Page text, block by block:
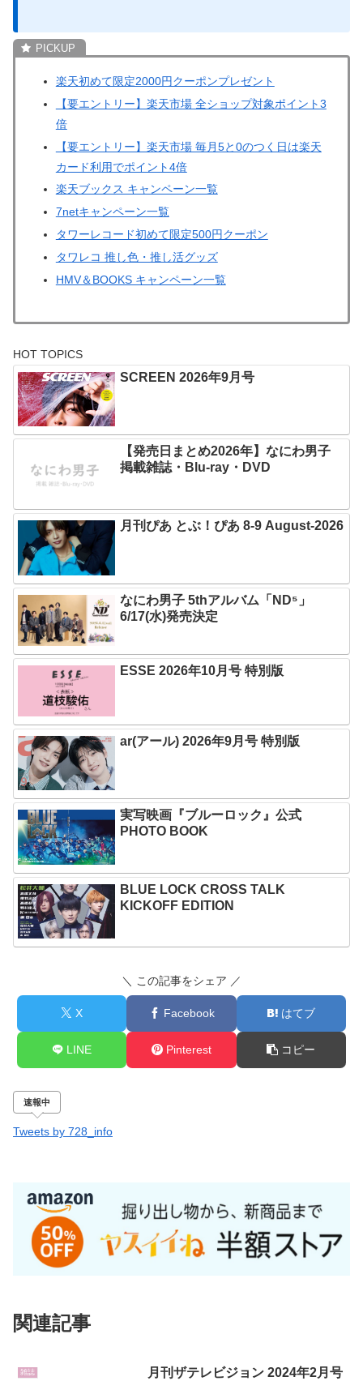
楽天初めて限定2000円クーポンプレゼント
【要エントリー】楽天市場 全ショップ対象ポイント3
倍
【要エントリー】楽天市場 毎月5と0のつく日は楽天
カード利用でポイント4倍
楽天ブックス キャンペーン一覧
7netキャンペーン一覧
タワーレコード初めて限定500円クーポン
タワレコ 推し色・推し活グッズ
HMV＆BOOKS キャンペーン一覧
HOT TOPICS
SCREEN 2026年9月号
【発売日まとめ2026年】なにわ男子
掲載雑誌・Blu-ray・DVD
月刊ぴあ とぶ！ぴあ 8-9 August-2026
なにわ男子 5thアルバム「ND⁵」
6/17(水)発売決定
ESSE 2026年10月号 特別版
ar(アール) 2026年9月号 特別版
実写映画『ブルーロック』公式
PHOTO BOOK
BLUE LOCK CROSS TALK
KICKOFF EDITION
＼ この記事をシェア ／
X Facebook はてブ
LINE Pinterest コピー
速報中
Tweets by 728_info
関連記事
雑誌
月刊ザテレビジョン 2024年2月号